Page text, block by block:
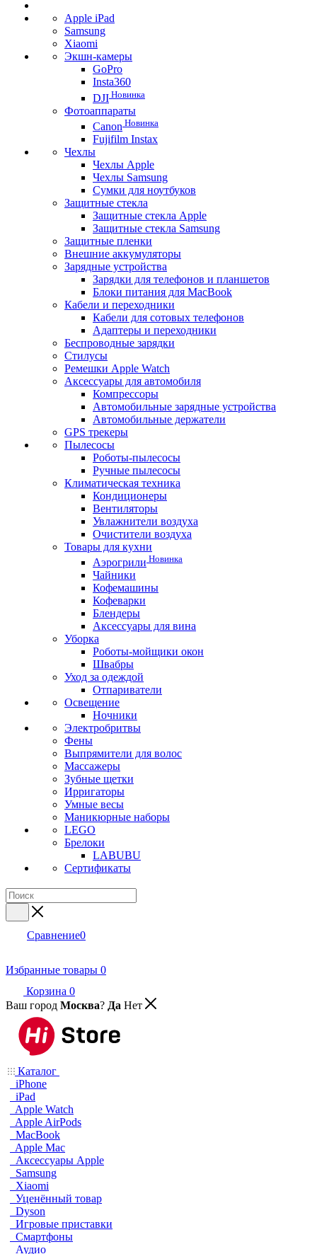
Apple iPad
Samsung
Xiaomi
Экшн-камеры
GoPro
Insta360
DJI Новинка
Фотоаппараты
Canon Новинка
Fujifilm Instax
Чехлы
Чехлы Apple
Чехлы Samsung
Сумки для ноутбуков
Защитные стекла
Защитные стекла Apple
Защитные стекла Samsung
Защитные пленки
Внешние аккумуляторы
Зарядные устройства
Зарядки для телефонов и планшетов
Блоки питания для MacBook
Кабели и переходники
Кабели для сотовых телефонов
Адаптеры и переходники
Беспроводные зарядки
Стилусы
Ремешки Apple Watch
Аксессуары для автомобиля
Компрессоры
Автомобильные зарядные устройства
Автомобильные держатели
GPS трекеры
Пылесосы
Роботы-пылесосы
Ручные пылесосы
Климатическая техника
Кондиционеры
Вентиляторы
Увлажнители воздуха
Очистители воздуха
Товары для кухни
Аэрогрили Новинка
Чайники
Кофемашины
Кофеварки
Блендеры
Аксессуары для вина
Уборка
Роботы-мойщики окон
Швабры
Уход за одеждой
Отпариватели
Освещение
Ночники
Электробритвы
Фены
Выпрямители для волос
Массажеры
Зубные щетки
Ирригаторы
Умные весы
Маникюрные наборы
LEGO
Брелоки
LABUBU
Сертификаты
Сравнение0
Избранные товары 0
Корзина 0
Ваш город Москва? Да Нет
Каталог
iPhone
iPad
Apple Watch
Apple AirPods
MacBook
Apple Mac
Аксессуары Apple
Samsung
Xiaomi
Уценённый товар
Dyson
Игровые приставки
Смартфоны
Аудио